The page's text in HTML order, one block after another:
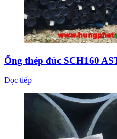
Ống thép đúc SCH160
Đọc tiếp